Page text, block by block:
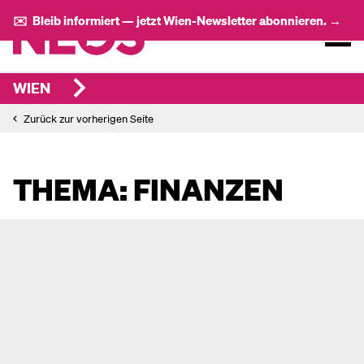
✉️ Bleib informiert — jetzt Wien-Newsletter abonnieren. →
WIEN
Zurück zur vorherigen Seite
THEMA: FINANZEN